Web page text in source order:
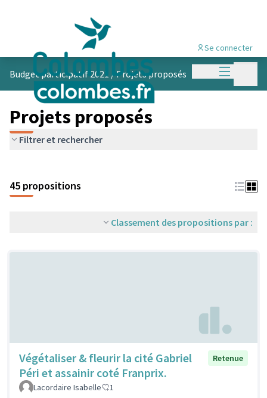
Menu
Se connecter
Budget participatif 2021 /Projets proposés
Projets proposés
Filtrer et rechercher
45 propositions
Classement des propositions par :
Végétaliser & fleurir la cité Gabriel
Péri et assainir coté Franprix.
Retenue
Lacordaire Isabelle 1